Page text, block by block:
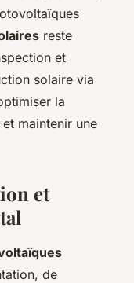
reste
et
solaire via
la
maintenir une
et
de